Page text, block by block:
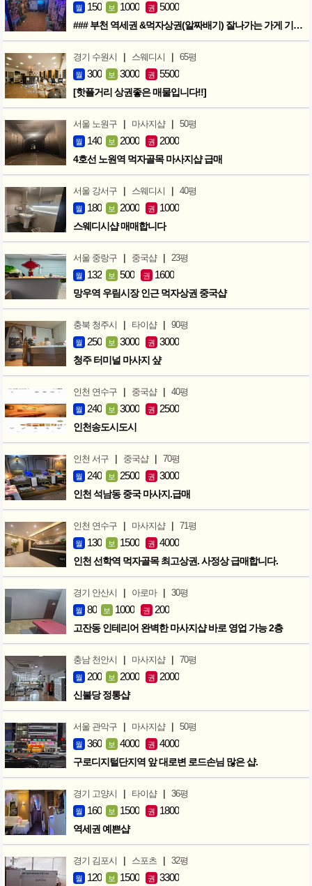
월 150 보 1000 권 5000
### 부천 역세권 &먹자상권(알짜배기) 잘나가는 가게 기회입니다 ###
경기 수원시 | 스웨디시 | 65평
월 300 보 3000 권 5500
[핫플거리 상권좋은 매물입니다!!]
서울 노원구 | 마사지샵 | 50평
월 140 보 2000 권 2000
4호선 노원역 먹자골목 마사지샵 급매
서울 강서구 | 스웨디시 | 40평
월 180 보 2000 권 1000
스웨디시샵 매매합니다
서울 중랑구 | 중국샵 | 23평
월 132 보 500 권 1600
망우역 우림시장 인근 먹자상권 중국샵
충북 청주시 | 타이샵 | 90평
월 250 보 3000 권 3000
청주 터미널 마사지 샾
인천 연수구 | 중국샵 | 40평
월 240 보 3000 권 2500
인천송도시도시
인천 서구 | 중국샵 | 70평
월 240 보 2500 권 3000
인천 석남동 중국 마사지.급매
인천 연수구 | 마사지샵 | 71평
월 130 보 1500 권 4000
인천 선학역 먹자골목 최고상권. 사정상 급매합니다.
경기 안산시 | 아로마 | 30평
월 80 보 1000 권 200
고잔동 인테리어 완벽한 마사지샵 바로 영업 가능 2층
충남 천안시 | 마사지샵 | 70평
월 200 보 2000 권 2000
신불당 정통샵
서울 관악구 | 마사지샵 | 50평
월 360 보 4000 권 4000
구로디지털단지역 앞 대로변 로드손님 많은 샵.
경기 고양시 | 타이샵 | 36평
월 160 보 1500 권 1800
역세권 예쁜샵
경기 김포시 | 스포츠 | 32평
월 120 보 1500 권 3300